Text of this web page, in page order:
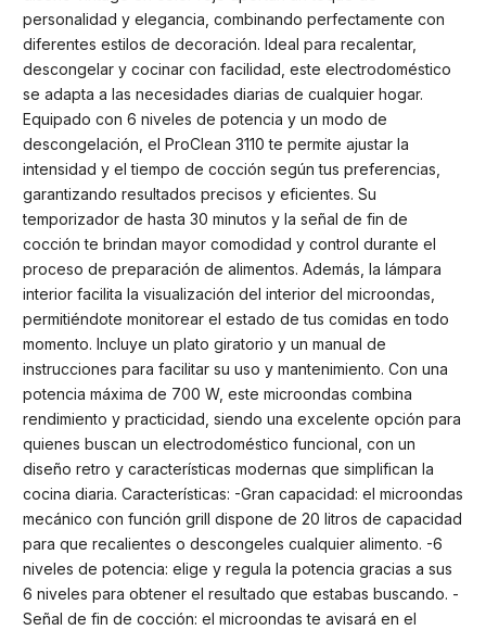
personalidad y elegancia, combinando perfectamente con
diferentes estilos de decoración. Ideal para recalentar,
descongelar y cocinar con facilidad, este electrodoméstico
se adapta a las necesidades diarias de cualquier hogar.
Equipado con 6 niveles de potencia y un modo de
descongelación, el ProClean 3110 te permite ajustar la
intensidad y el tiempo de cocción según tus preferencias,
garantizando resultados precisos y eficientes. Su
temporizador de hasta 30 minutos y la señal de fin de
cocción te brindan mayor comodidad y control durante el
proceso de preparación de alimentos. Además, la lámpara
interior facilita la visualización del interior del microondas,
permitiéndote monitorear el estado de tus comidas en todo
momento. Incluye un plato giratorio y un manual de
instrucciones para facilitar su uso y mantenimiento. Con una
potencia máxima de 700 W, este microondas combina
rendimiento y practicidad, siendo una excelente opción para
quienes buscan un electrodoméstico funcional, con un
diseño retro y características modernas que simplifican la
cocina diaria. Características: -Gran capacidad: el microondas
mecánico con función grill dispone de 20 litros de capacidad
para que recalientes o descongeles cualquier alimento. -6
niveles de potencia: elige y regula la potencia gracias a sus
6 niveles para obtener el resultado que estabas buscando. -
Señal de fin de cocción: el microondas te avisará en el